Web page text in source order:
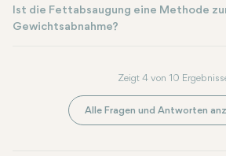
Ist die Fettabsaugung eine Methode
Gewichtsabnahme?
Zeigt 4 von 10
Alle Fragen und Antworten